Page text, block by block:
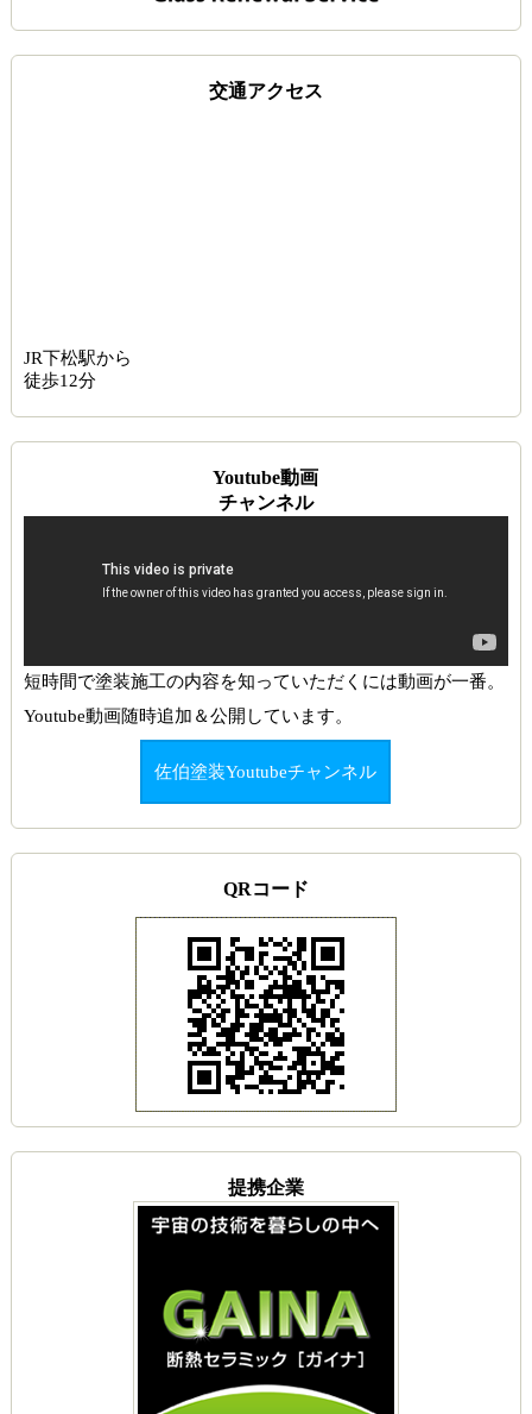
交通アクセス
JR下松駅から
徒歩12分
Youtube動画
チャンネル
短時間で塗装施工の内容を知っていただくには動画が一番。
Youtube動画随時追加＆公開しています。
佐伯塗装Youtubeチャンネル
QRコード
提携企業